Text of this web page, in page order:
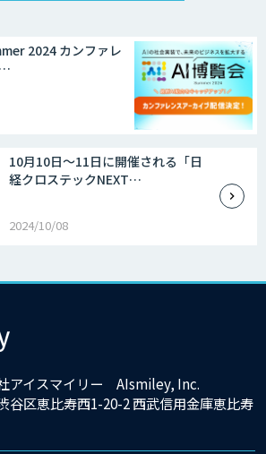
2024 カンファレ
10月10日～11日に開催される「日
経クロステックNEXT…
2024/10/08
アイスマイリー AIsmiley, Inc.
谷区恵比寿西1-20-2 西武信用金庫恵比寿
×